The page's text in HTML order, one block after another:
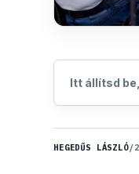
Itt állítsd
HEGEDŰS LÁSZLÓ/